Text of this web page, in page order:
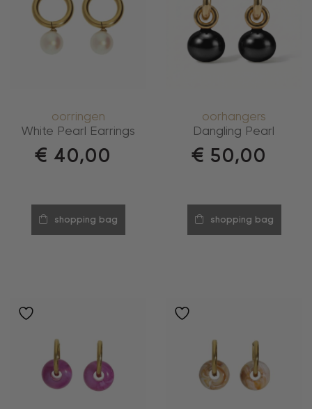
oorringen
White Pearl Earrings
€ 40,00
shopping bag
oorhangers
Dangling Pearl
€ 50,00
shopping bag